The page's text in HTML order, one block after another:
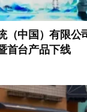
（中国）有限公
首台产品下线